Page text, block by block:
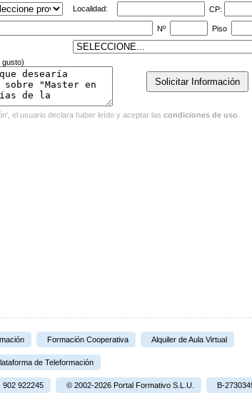
Localidad: CP:
Nº Piso
gusto)
el usuario declara haber leído y aceptar las condiciones de uso
Formación Cooperativa Alquiler de Aula Virtual
de Teleformación
902 922245 © 2002-2026 Portal Formativo S.L.U. B-